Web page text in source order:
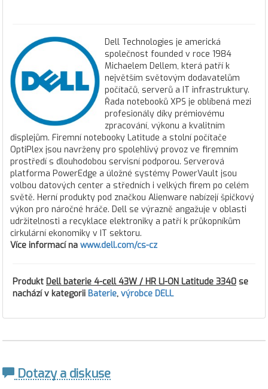
Dell Technologies je americká
společnost founded v roce 1984
Michaelem Dellem, která patří k
největším světovým dodavatelům
počítačů, serverů a IT infrastruktury.
Řada notebooků XPS je oblíbená mezi
profesionály díky prémiovému
zpracování, výkonu a kvalitním
displejům. Firemní notebooky Latitude a stolní počítače
OptiPlex jsou navrženy pro spolehlivý provoz ve firemním
prostředí s dlouhodobou servisní podporou. Serverová
platforma PowerEdge a úložné systémy PowerVault jsou
volbou datových center a středních i velkých firem po celém
světě. Herní produkty pod značkou Alienware nabízejí špičkový
výkon pro náročné hráče. Dell se výrazně angažuje v oblasti
udržitelnosti a recyklace elektroniky a patří k průkopníkům
cirkulární ekonomiky v IT sektoru.
Více informací na www.dell.com/cs-cz
Produkt Dell baterie 4-cell 43W / HR LI-ON Latitude 3340 se
nachází v kategorii Baterie, výrobce DELL
Dotazy a diskuse